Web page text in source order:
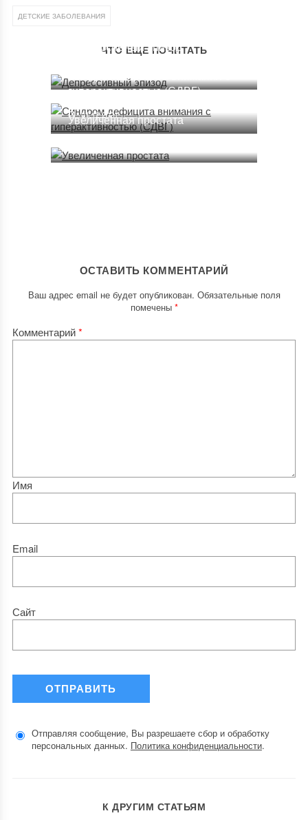
ДЕТСКИЕ ЗАБОЛЕВАНИЯ
ЧТО ЕЩЕ ПОЧИТАТЬ
Депрессивный эпизод
Синдром дефицита внимания с
гиперактивностью (СДВГ)
01.12.2021
Увеличенная простата
ОСТАВИТЬ КОММЕНТАРИЙ
Ваш адрес email не будет опубликован. Обязательные поля
помечены *
Комментарий*
Имя
Email
Сайт
Отправляя сообщение, Вы разрешаете сбор и обработку
персональных данных. Политика конфиденциальности.
К ДРУГИМ СТАТЬЯМ